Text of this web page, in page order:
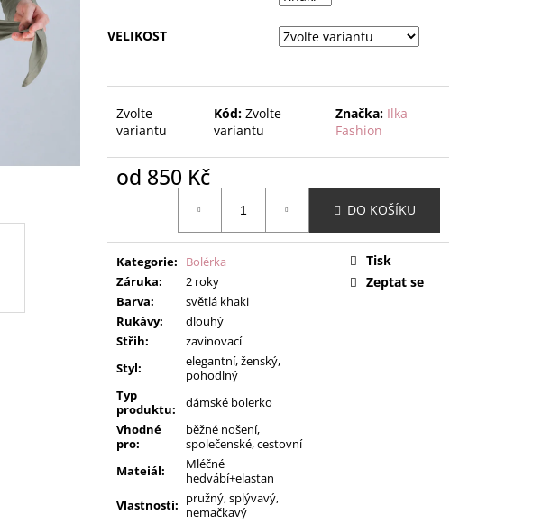
VELIKOST
Zvolte
variantu
Kód: Zvolte
variantu
Značka: Ilka
Fashion
od 850 Kč
DO KOŠÍKU
Kategorie:
Bolérka
Záruka:
2 roky
Barva:
světlá khaki
Rukávy:
dlouhý
Střih:
zavinovací
Styl:
elegantní, ženský,
pohodlný
Typ
produktu:
dámské bolerko
Vhodné
pro:
běžné nošení,
společenské, cestovní
Mateiál:
Mléčné
hedvábí+elastan
Vlastnosti: pružný, splývavý,
nemačkavý
Tisk
Zeptat se